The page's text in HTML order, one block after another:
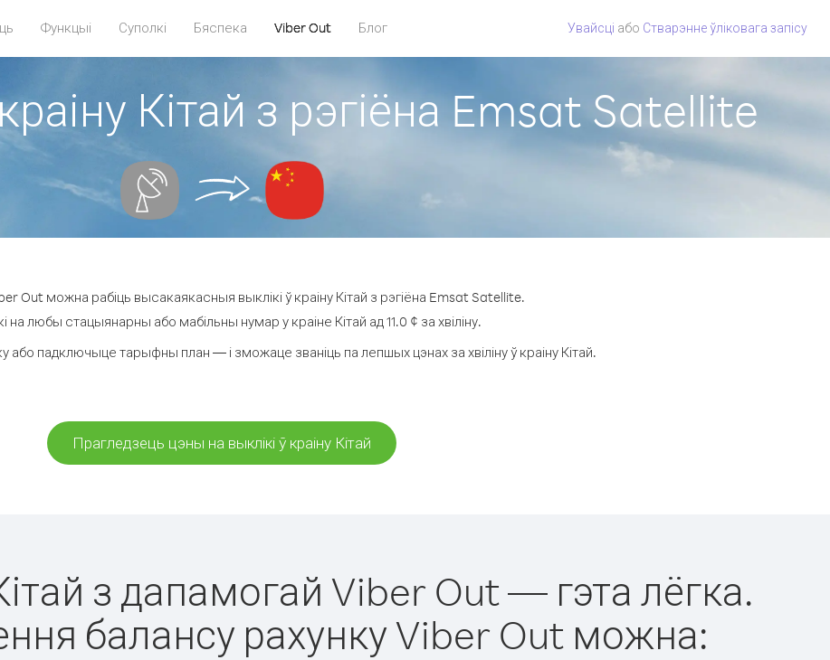
Функцыі Суполкі Бяспека Viber Out Блог Увайсці або Стварэнне ўліковага запісу
Кітай з рэгіёна Emsat Satellite
Out можна рабіць высакаякасныя выклікі ў краіну Кітай з рэгіёна Emsat Satellite.
на любы стацыянарны або мабільны нумар у краіне Кітай ад 11.0 ¢ за хвіліну.
або падключыце тарыфны план — і зможаце званіць па лепшых цэнах за хвіліну ў краіну Кітай.
Прагледзець цэны на выклікі ў краіну Кітай
з дапамогай Viber Out — гэта лёгка.
балансу рахунку Viber Out можна: